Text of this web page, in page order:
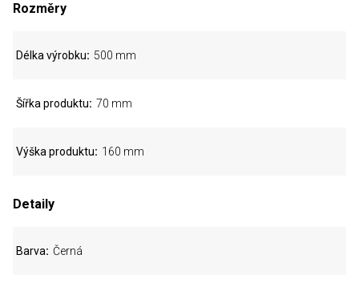
Rozměry
Délka výrobku 500 mm
Šířka produktu 70 mm
Výška produktu 160 mm
Detaily
Barva Černá